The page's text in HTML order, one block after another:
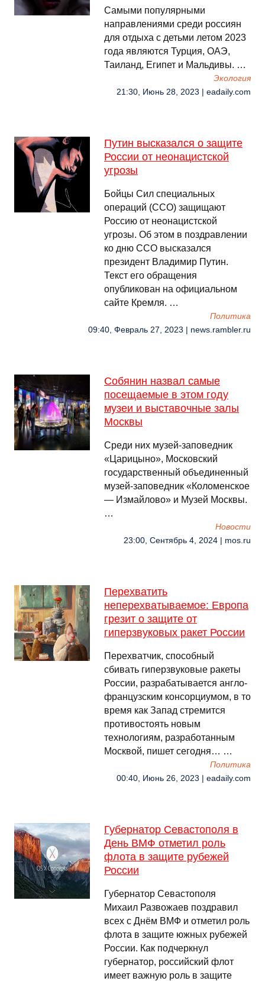
Самыми популярными
направлениями среди россиян
для отдыха с детьми летом 2023
года являются Турция, ОАЭ,
Таиланд, Египет и Мальдивы. …
Экология
21:30, Июнь 28, 2023 | eadaily.com
Путин высказался о защите
России от неонацистской
угрозы
Бойцы Сил специальных
операций (ССО) защищают
Россию от неонацистской
угрозы. Об этом в поздравлении
ко дню ССО высказался
президент Владимир Путин.
Текст его обращения
опубликован на официальном
сайте Кремля. …
Политика
09:40, Февраль 27, 2023 | news.rambler.ru
Собянин назвал самые
посещаемые в этом году
музеи и выставочные залы
Москвы
Среди них музей-заповедник
«Царицыно», Московский
государственный объединенный
музей-заповедник «Коломенское
— Измайлово» и Музей Москвы.
…
Новости
23:00, Сентябрь 4, 2024 | mos.ru
Перехватить
неперехватываемое: Европа
грезит о защите от
гиперзвуковых ракет России
Перехватчик, способный
сбивать гиперзвуковые ракеты
России, разрабатывается англо-
французским консорциумом, в то
время как Запад стремится
противостоять новым
технологиям, разработанным
Москвой, пишет сегодня… …
Политика
00:40, Июнь 26, 2023 | eadaily.com
Губернатор Севастополя в
День ВМФ отметил роль
флота в защите рубежей
России
Губернатор Севастополя
Михаил Развожаев поздравил
всех с Днём ВМФ и отметил роль
флота в защите южных рубежей
России. Как подчеркнул
губернатор, российский флот
имеет важную роль в защите